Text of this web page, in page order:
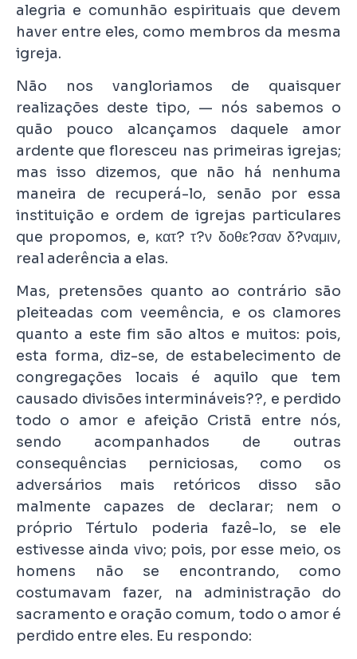
alegria e comunhão espirituais que devem
haver entre eles, como membros da mesma
igreja.
Não nos vangloriamos de quaisquer
realizações deste tipo, — nós sabemos o
quão pouco alcançamos daquele amor
ardente que floresceu nas primeiras igrejas;
mas isso dizemos, que não há nenhuma
maneira de recuperá-lo, senão por essa
instituição e ordem de igrejas particulares
que propomos, e, κατ? τ?ν δοθε?σαν δ?ναμιν,
real aderência a elas.
Mas, pretensões quanto ao contrário são
pleiteadas com veemência, e os clamores
quanto a este fim são altos e muitos: pois,
esta forma, diz-se, de estabelecimento de
congregações locais é aquilo que tem
causado divisões intermináveis??, e perdido
todo o amor e afeição Cristã entre nós,
sendo acompanhados de outras
consequências perniciosas, como os
adversários mais retóricos disso são
malmente capazes de declarar; nem o
próprio Tértulo poderia fazê-lo, se ele
estivesse ainda vivo; pois, por esse meio, os
homens não se encontrando, como
costumavam fazer, na administração do
sacramento e oração comum, todo o amor é
perdido entre eles. Eu respondo: